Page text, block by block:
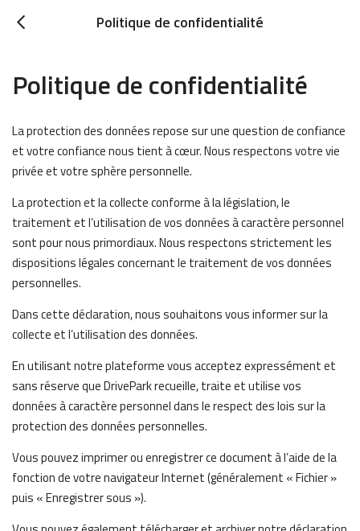
Politique de confidentialité
Politique de confidentialité
La protection des données repose sur une question de confiance
et votre confiance nous tient à cœur. Nous respectons votre vie
privée et votre sphère personnelle.
La protection et la collecte conforme à la législation, le
traitement et l’utilisation de vos données à caractère personnel
sont pour nous primordiaux. Nous respectons strictement les
dispositions légales concernant le traitement de vos données
personnelles.
Dans cette déclaration, nous souhaitons vous informer sur la
collecte et l’utilisation des données.
En utilisant notre plateforme vous acceptez expressément et
sans réserve que DrivePark recueille, traite et utilise vos
données à caractère personnel dans le respect des lois sur la
protection des données personnelles.
Vous pouvez imprimer ou enregistrer ce document à l’aide de la
fonction de votre navigateur Internet (généralement « Fichier »
puis « Enregistrer sous »).